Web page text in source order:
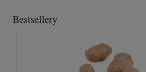
Bestsellery